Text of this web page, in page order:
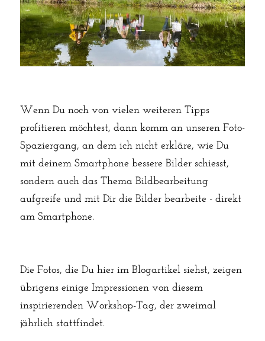
Wenn Du noch von vielen weiteren Tipps
profitieren möchtest, dann komm an unseren Foto-
Spaziergang, an dem ich nicht erkläre, wie Du
mit deinem Smartphone bessere Bilder schiesst,
sondern auch das Thema Bildbearbeitung
aufgreife und mit Dir die Bilder bearbeite - direkt
am Smartphone.
Die Fotos, die Du hier im Blogartikel siehst, zeigen
übrigens einige Impressionen von diesem
inspirierenden Workshop-Tag, der zweimal
jährlich stattfindet.